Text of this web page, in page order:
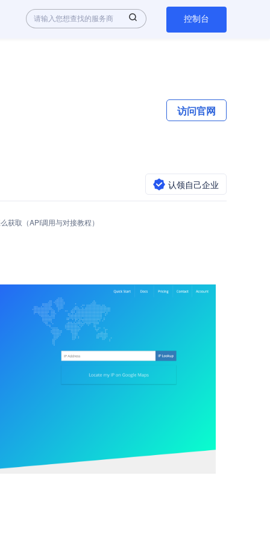
控制台
访问官网
认领自己企业
获取（API调用与对接教程）